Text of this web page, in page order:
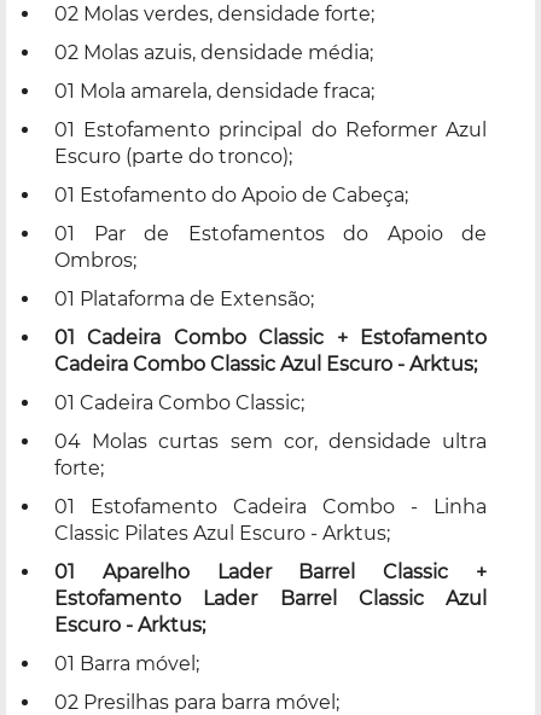
02 Molas verdes, densidade forte;
02 Molas azuis, densidade média;
01 Mola amarela, densidade fraca;
01 Estofamento principal do Reformer Azul
Escuro (parte do tronco);
01 Estofamento do Apoio de Cabeça;
01 Par de Estofamentos do Apoio de
Ombros;
01 Plataforma de Extensão;
01 Cadeira Combo Classic + Estofamento
Cadeira Combo Classic Azul Escuro - Arktus;
01 Cadeira Combo Classic;
04 Molas curtas sem cor, densidade ultra
forte;
01 Estofamento Cadeira Combo - Linha
Classic Pilates Azul Escuro - Arktus;
01 Aparelho Lader Barrel Classic +
Estofamento Lader Barrel Classic Azul
Escuro - Arktus;
01 Barra móvel;
02 Presilhas para barra móvel;